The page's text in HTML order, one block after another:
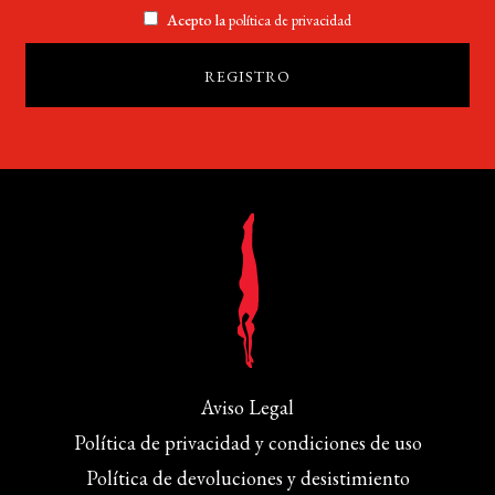
Acepto lapolítica de privacidad
Aviso Legal
Política de privacidad y condiciones de uso
Política de devoluciones y desistimiento